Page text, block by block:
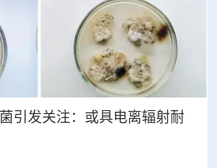
引发关注：或具电离辐射耐